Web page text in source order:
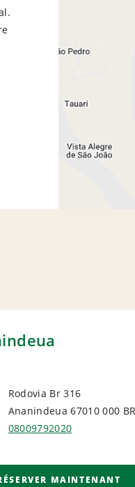
Rodovia Br 316
Ananindeua 67010 000
08009792020
MAINTENANT